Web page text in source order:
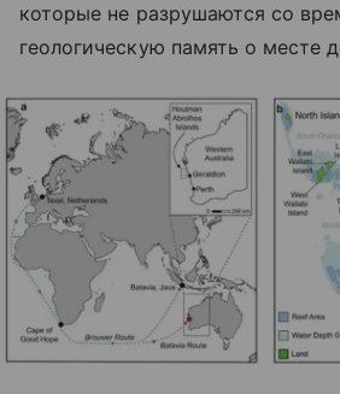
которые не разрушаются со
геологическую память о месте